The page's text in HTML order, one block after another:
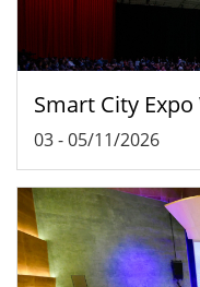
Smart City
03-05/11/2026